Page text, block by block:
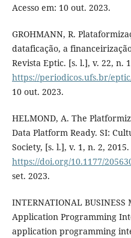
Acesso em: 10 out. 2023.
GROHMANN, R.
dataficação, a
Revista Eptic. [s. l.], v. 22, n.
https://periodicos.ufs.br/
10 out. 2023.
HELMOND, A. The
Data Platform Ready. SI:
Society, [s. l.], v. 1, n. 2,
https://doi.org/10.1177/
set. 2023.
INTERNATIONAL BUSINESS
Application Programming
application programming